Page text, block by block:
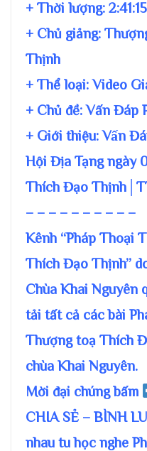
+ Thời lượng: 2:41:15
+ Chủ giảng:
Thịnh
+ Thể loại: Video
+ Chủ đề:Vấn Đáp
+ Giới thiệu: Vấn
Hội Địa Tạng ngày
Thích Đạo
– – – – – – – – – –
Kênh “Pháp Thoại
Thích Đạo Thịnh”
Chùa Khai Nguyên
tải tất cả các bài
Thượng toạ Thích
chùa Khai Nguyên.
Mời đại chúng bấm
CHIA SẺ – BÌNH
nhau tu học nghe